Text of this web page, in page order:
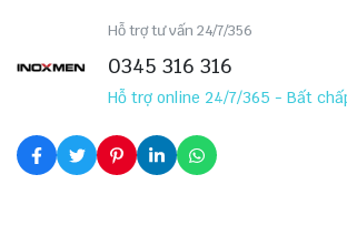
Hỗ trợ tư vấn 24/7/356
0345 316 316
Hỗ trợ online 24/7/365 - Bất